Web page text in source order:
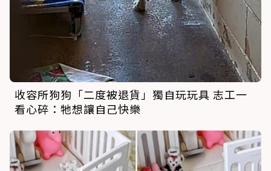
收容所狗狗「二度被退貨」獨自玩玩具 志工一
看心碎：牠想讓自己快樂